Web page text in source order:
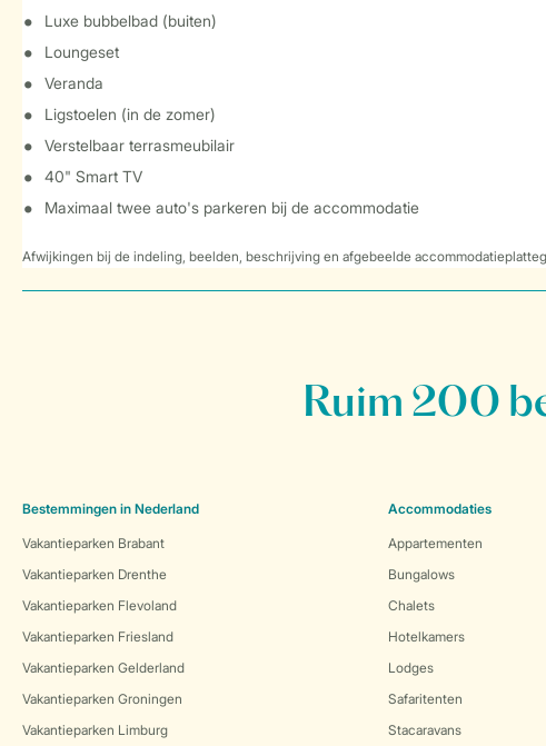
Luxe bubbelbad (buiten)
Loungeset
Veranda
Ligstoelen (in de zomer)
Verstelbaar terrasmeubilair
40" Smart TV
Maximaal twee auto's parkeren bij de accommodatie
Afwijkingen bij de indeling, beelden, beschrijving en afgebeelde
Ruim 200
Bestemmingen in Nederland
Vakantieparken Brabant
Vakantieparken Drenthe
Vakantieparken Flevoland
Vakantieparken Friesland
Vakantieparken Gelderland
Vakantieparken Groningen
Vakantieparken Limburg
Accommodaties
Appartementen
Bungalows
Chalets
Hotelkamers
Lodges
Safaritenten
Stacaravans